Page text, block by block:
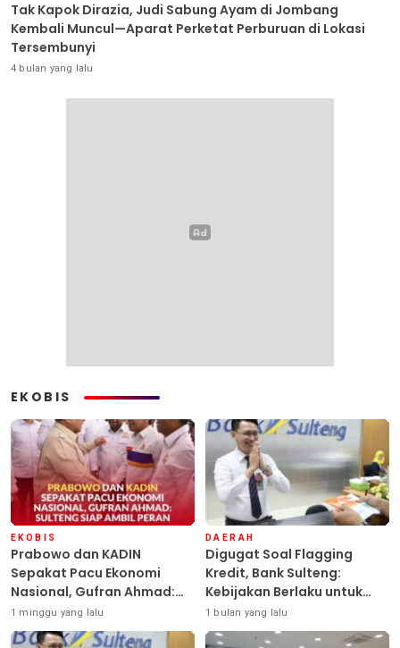
Tak Kapok Dirazia, Judi Sabung Ayam di Jombang
Kembali Muncul—Aparat Perketat Perburuan di Lokasi
Tersembunyi
4 bulan yang lalu
EKOBIS
EKOBIS
Prabowo dan KADIN
Sepakat Pacu Ekonomi
Nasional, Gufran Ahmad:
Sulteng Siap Ambil Peran
1 minggu yang lalu
DAERAH
Digugat Soal Flagging
Kredit, Bank Sulteng:
Kebijakan Berlaku untuk
Seluruh Debitur ASN
1 bulan yang lalu